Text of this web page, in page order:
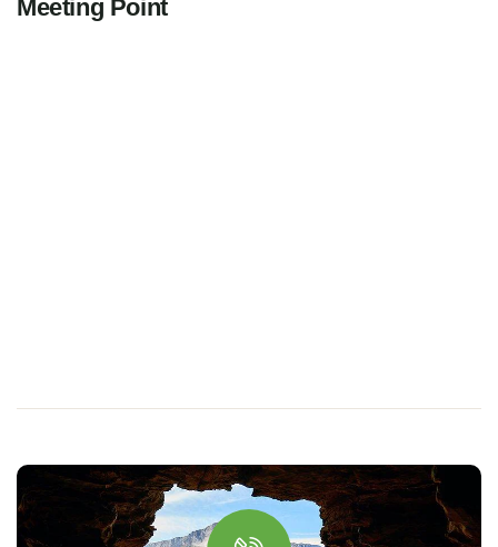
Meeting Point